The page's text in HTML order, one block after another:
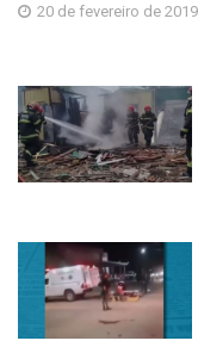
20 de fevereiro de 2019